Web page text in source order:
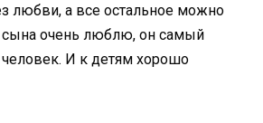
любви, а все остальное можно
очень люблю, он самый
И к детям хорошо